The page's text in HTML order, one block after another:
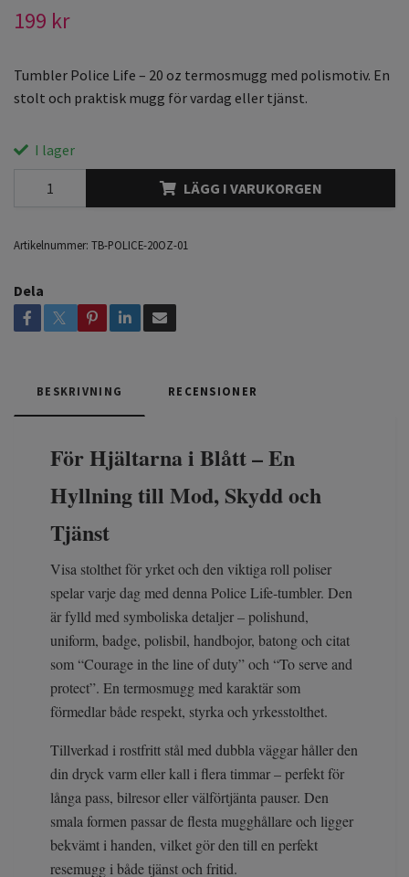
199 kr
Tumbler Police Life – 20 oz termosmugg med polismotiv. En
stolt och praktisk mugg för vardag eller tjänst.
I lager
LÄGG I VARUKORGEN
Artikelnummer: TB-POLICE-20OZ-01
Dela
BESKRIVNING RECENSIONER
För Hjältarna i Blått – En
Hyllning till Mod, Skydd och
Tjänst
Visa stolthet för yrket och den viktiga roll poliser
spelar varje dag med denna Police Life-tumbler. Den
är fylld med symboliska detaljer – polishund,
uniform, badge, polisbil, handbojor, batong och citat
som “Courage in the line of duty” och “To serve and
protect”. En termosmugg med karaktär som
förmedlar både respekt, styrka och yrkesstolthet.
Tillverkad i rostfritt stål med dubbla väggar håller den
din dryck varm eller kall i flera timmar – perfekt för
långa pass, bilresor eller välförtjänta pauser. Den
smala formen passar de flesta mugghållare och ligger
bekvämt i handen, vilket gör den till en perfekt
resemugg i både tjänst och fritid.